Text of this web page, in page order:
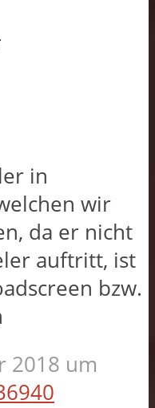
in
wir
da er nicht
auftritt, ist
bzw.
2018 um